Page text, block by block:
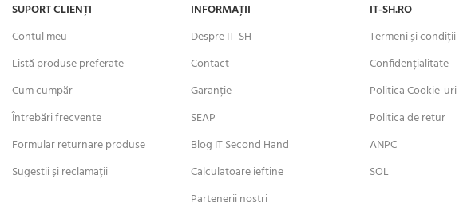
SUPORT CLIENȚI
Contul meu
Listă produse preferate
Cum cumpăr
Întrebări frecvente
Formular returnare produse
Sugestii și reclamații
INFORMAȚII
Despre IT-SH
Contact
Garanție
SEAP
Blog IT Second Hand
Calculatoare ieftine
Partenerii nostri
IT-SH.RO
Termeni și condiții
Confidențialitate
Politica Cookie-uri
Politica de retur
ANPC
SOL